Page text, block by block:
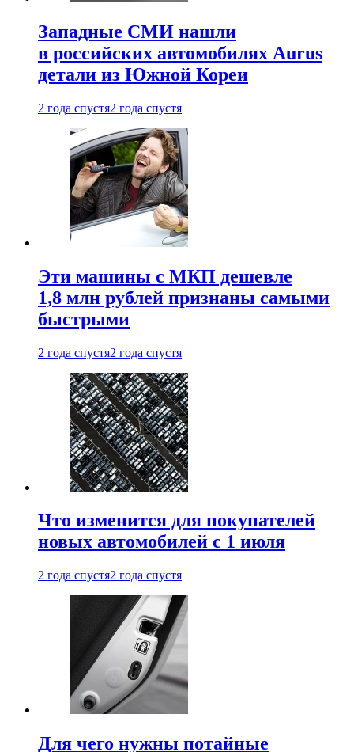
Западные СМИ нашли
в российских автомобилях Aurus
детали из Южной Кореи
2 года спустя2 года спустя
Эти машины с МКП дешевле
1,8 млн рублей признаны самыми
быстрыми
2 года спустя2 года спустя
Что изменится для покупателей
новых автомобилей с 1 июля
2 года спустя2 года спустя
Для чего нужны потайные